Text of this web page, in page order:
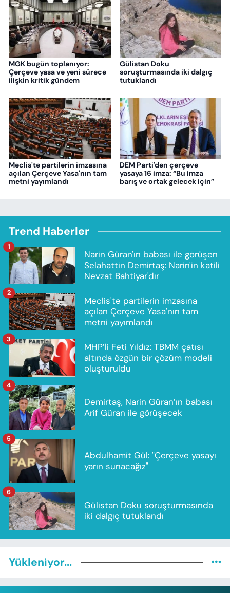
MGK bugün toplanıyor:
Çerçeve yasa ve yeni sürece
ilişkin kritik gündem
Gülistan Doku
soruşturmasında iki dalgıç
tutuklandı
Meclis'te partilerin imzasına
açılan Çerçeve Yasa'nın tam
metni yayımlandı
DEM Parti'den çerçeve
yasaya 16 imza: “Bu imza
barış ve ortak gelecek için”
Trend Haberler
Narin Güran'ın babası ile görüşen
Selahattin Demirtaş: Narin'in katili
Nevzat Bahtiyar'dır
1
Meclis'te partilerin imzasına
açılan Çerçeve Yasa'nın tam
metni yayımlandı
2
MHP’li Feti Yıldız: TBMM çatısı
altında özgün bir çözüm modeli
oluşturuldu
3
Demirtaş, Narin Güran’ın babası
Arif Güran ile görüşecek
4
Abdulhamit Gül: "Çerçeve yasayı
yarın sunacağız"
5
Gülistan Doku soruşturmasında
iki dalgıç tutuklandı
6
Yükleniyor...